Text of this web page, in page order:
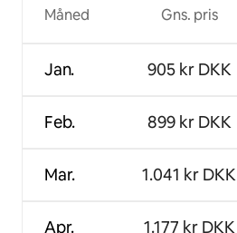
Måned
Jan.
Feb.
Mar.
Apr.
Gns. pris
905 kr DKK
899 kr DKK
1.041 kr DKK
1.177 kr DKK